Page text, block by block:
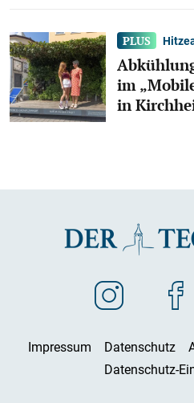
im
in
Impressum Datenschutz
Datenschutz-